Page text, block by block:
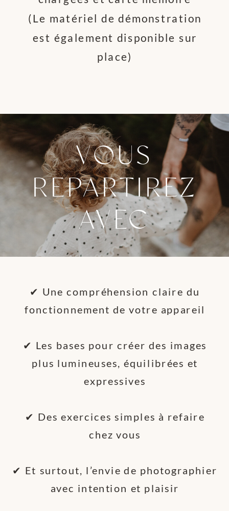
(Le matériel de démonstration
est également disponible sur
place)
VOUS
REPARTIREZ
AVEC
✔ Une compréhension claire du
fonctionnement de votre appareil
✔ Les bases pour créer des images
plus lumineuses, équilibrées et
expressives
✔ Des exercices simples à refaire
chez vous
✔ Et surtout, l’envie de photographier
avec intention et plaisir